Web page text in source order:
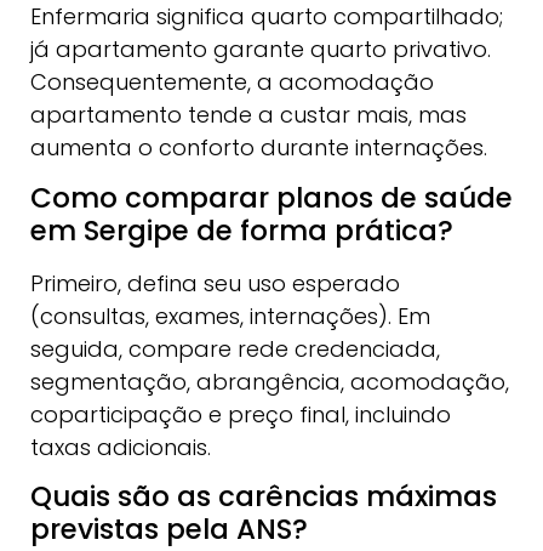
Enfermaria significa quarto compartilhado;
já apartamento garante quarto privativo.
Consequentemente, a acomodação
apartamento tende a custar mais, mas
aumenta o conforto durante internações.
Como comparar planos de saúde
em Sergipe de forma prática?
Primeiro, defina seu uso esperado
(consultas, exames, internações). Em
seguida, compare rede credenciada,
segmentação, abrangência, acomodação,
coparticipação e preço final, incluindo
taxas adicionais.
Quais são as carências máximas
previstas pela ANS?